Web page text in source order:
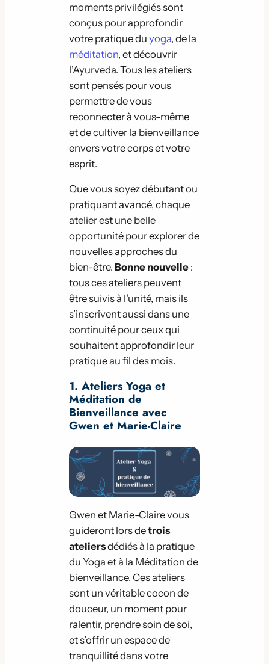
moments privilégiés sont
conçus pour approfondir
votre pratique duyoga, de la
méditation, et découvrir
l’Ayurveda. Tous les ateliers
sont pensés pour vous
permettre de vous
reconnecter à vous-même
et de cultiver la bienveillance
envers votre corps et votre
esprit.
Que vous soyez débutant ou
pratiquant avancé, chaque
atelier est une belle
opportunité pour explorer de
nouvelles approches du
bien-être.Bonne nouvelle :
tous ces ateliers peuvent
être suivis à l’unité, mais ils
s’inscrivent aussi dans une
continuité pour ceux qui
souhaitent approfondir leur
pratique au fil des mois.
1. Ateliers Yoga et
Méditation de
Bienveillance avec
Gwen et Marie-Claire
Gwen et Marie-Claire vous
guideront lors detrois
ateliersdédiés à la pratique
du Yoga et à la Méditation de
bienveillance. Ces ateliers
sont un véritable cocon de
douceur, un moment pour
ralentir, prendre soin de soi,
et s’offrir un espace de
tranquillité dans votre